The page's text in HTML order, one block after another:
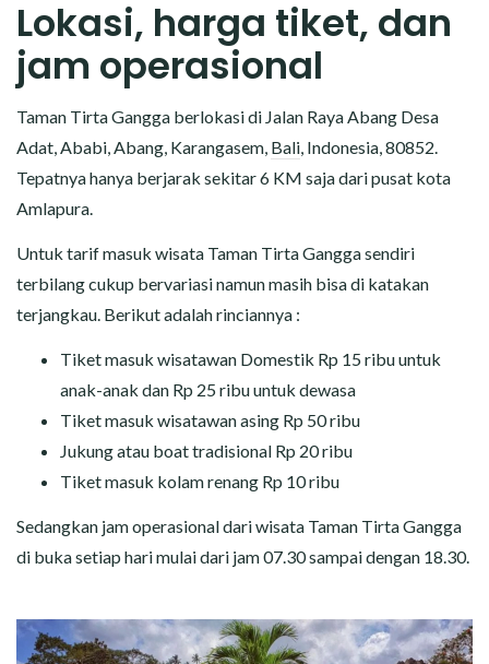
Lokasi, harga tiket, dan
jam operasional
Taman Tirta Gangga berlokasi di Jalan Raya Abang Desa
Adat, Ababi, Abang, Karangasem, Bali , Indonesia, 80852.
Tepatnya hanya berjarak sekitar 6 KM saja dari pusat kota
Amlapura.
Untuk tarif masuk wisata Taman Tirta Gangga sendiri
terbilang cukup bervariasi namun masih bisa di katakan
terjangkau. Berikut adalah rinciannya :
Tiket masuk wisatawan Domestik Rp 15 ribu untuk
anak-anak dan Rp 25 ribu untuk dewasa
Tiket masuk wisatawan asing Rp 50 ribu
Jukung atau boat tradisional Rp 20 ribu
Tiket masuk kolam renang Rp 10 ribu
Sedangkan jam operasional dari wisata Taman Tirta Gangga
di buka setiap hari mulai dari jam 07.30 sampai dengan 18.30.